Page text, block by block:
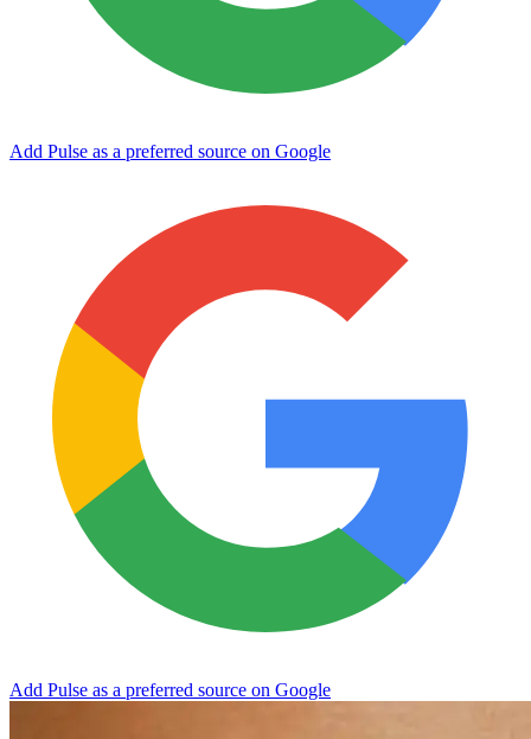
Add Pulse as a preferred source on Google
Add Pulse as a preferred source on Google